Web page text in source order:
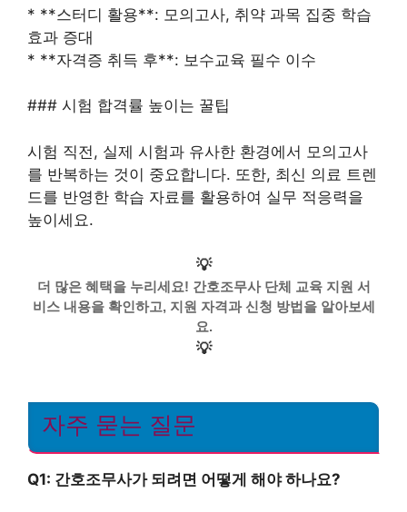
* **스터디 활용**: 모의고사, 취약 과목 집중 학습
효과 증대
* **자격증 취득 후**: 보수교육 필수 이수
### 시험 합격률 높이는 꿀팁
시험 직전, 실제 시험과 유사한 환경에서 모의고사
를 반복하는 것이 중요합니다. 또한, 최신 의료 트렌
드를 반영한 학습 자료를 활용하여 실무 적응력을
높이세요.
💡
더 많은 혜택을 누리세요! 간호조무사 단체 교육 지원 서
비스 내용을 확인하고, 지원 자격과 신청 방법을 알아보세
요.
💡
자주 묻는 질문
Q1: 간호조무사가 되려면 어떻게 해야 하나요?